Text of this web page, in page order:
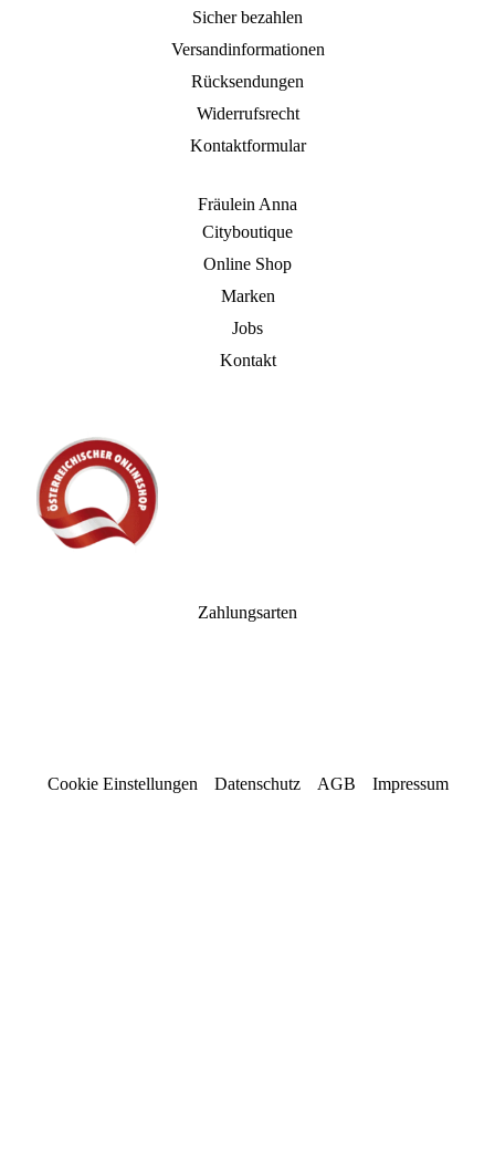
Sicher bezahlen
Versandinformationen
Rücksendungen
Widerrufsrecht
Kontaktformular
Fräulein Anna
Cityboutique
Online Shop
Marken
Jobs
Kontakt
Zahlungsarten
Cookie Einstellungen Datenschutz AGB Impressum